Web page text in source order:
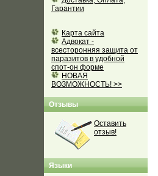
Гарантии
Карта сайта
Адвокат -
всесторонняя защита от
паразитов в удобной
спот-он форме
НОВАЯ
ВОЗМОЖНОСТЬ! >>
Отзывы
Оставить
отзыв!
Языки